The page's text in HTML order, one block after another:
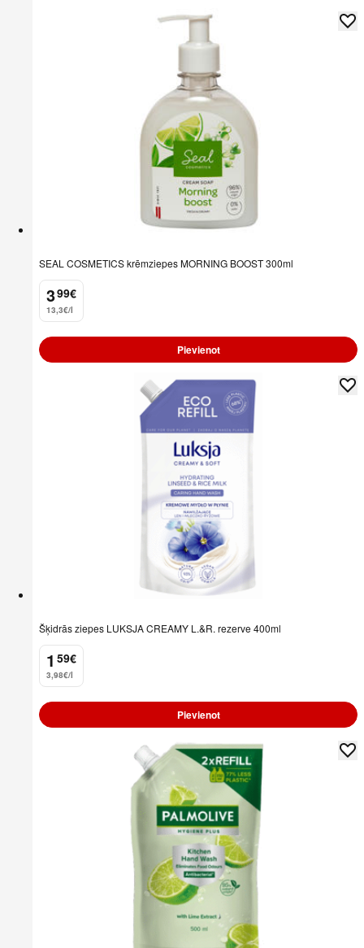
SEAL COSMETICS krēmziepes MORNING BOOST 300ml
3
. 99€
13,3€/l
Pievienot
Šķidrās ziepes LUKSJA CREAMY L.&R. rezerve 400ml
1
. 59€
3,98€/l
Pievienot